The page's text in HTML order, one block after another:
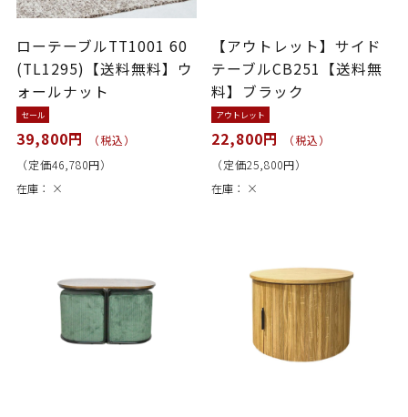
ローテーブルTT1001 60
(TL1295)【送料無料】ウ
ォールナット
セール
39,800円
（税込）
（定価46,780円）
在庫： ×
【アウトレット】サイド
テーブルCB251【送料無
料】ブラック
アウトレット
22,800円
（税込）
（定価25,800円）
在庫： ×